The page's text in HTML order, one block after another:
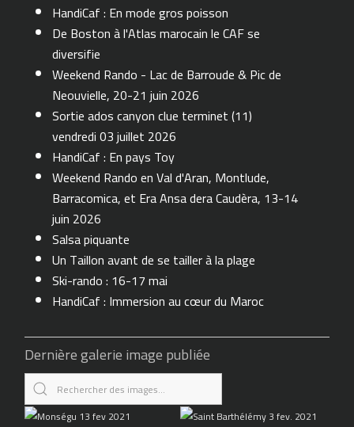
HandiCaf : En mode gros poisson
De Boston à l'Atlas marocain le CAF se
diversifie
Weekend Rando - Lac de Barroude & Pic de
Neouvielle, 20-21 juin 2026
Sortie ados canyon clue terminet (11)
vendredi 03 juillet 2026
HandiCaf : En pays Toy
Weekend Rando en Val d'Aran, Montlude,
Barracomica, et Era Ansa dera Caudèra, 13-14
juin 2026
Salsa piquante
Un Taillon avant de se tailler à la plage
Ski-rando : 16-17 mai
HandiCaf : Immersion au cœur du Maroc
Dernière galerie image publiée